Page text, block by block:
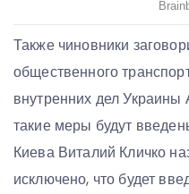
Также чиновники
общественного
внутренних дел
такие меры будут
Киева Виталий Кличко
исключено, что будет